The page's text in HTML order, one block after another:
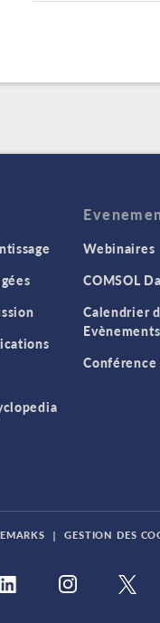
Webinaires
COMSOL
Calendrier
Evènements
Conférence
| GESTION DES